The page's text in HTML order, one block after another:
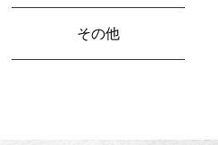
その他